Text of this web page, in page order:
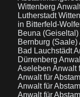
Wittenberg
Lutherstadt
in Bitterfeld-
Beuna (Geiseltal)
Bernburg (Saale)
Bad Lauchstädt
Dürrenberg
Aseleben Anwalt
Anwalt für
Anwalt für
Anwalt für